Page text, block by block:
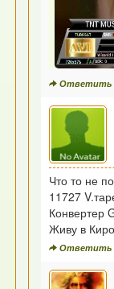
Ответить
Что то не
11727
Конвертер
Живу в
Ответить